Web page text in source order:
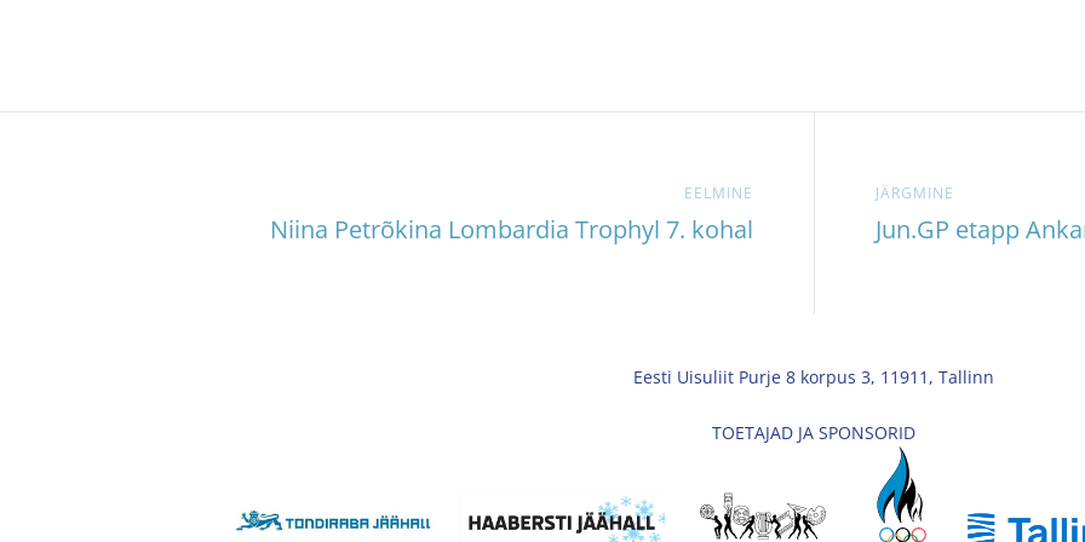
EELMINE
Niina Petrõkina Lombardia Trophyl 7. kohal
JÄRGMINE
Jun.GP etapp
Eesti Uisuliit Purje 8 korpus 3, 11911, Tallinn
TOETAJAD JA SPONSORID